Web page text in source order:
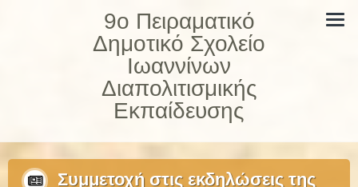
9ο Πειραματικό
Δημοτικό Σχολείο
Ιωαννίνων
Διαπολιτισμικής
Εκπαίδευσης
Συμμετοχή στις εκδηλώσεις της